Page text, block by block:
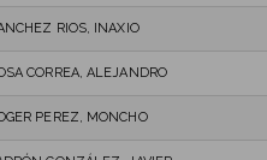
RIOS, INAXIO
CORREA, ALEJANDRO
PEREZ, MONCHO